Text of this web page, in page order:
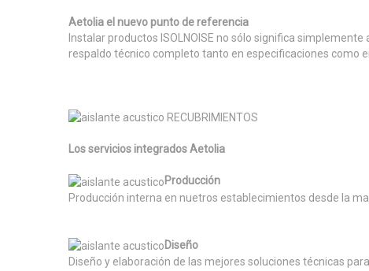
Aetolia el nuevo punto de referencia
Instalar productos ISOLNOISE no sólo significa
respaldo técnico completo tanto en especificaciones como
Los servicios integrados Aetolia
Producción
Producción interna en nuetros establecimientos desde la
Diseño
Diseño y elaboración de las mejores soluciones técnicas